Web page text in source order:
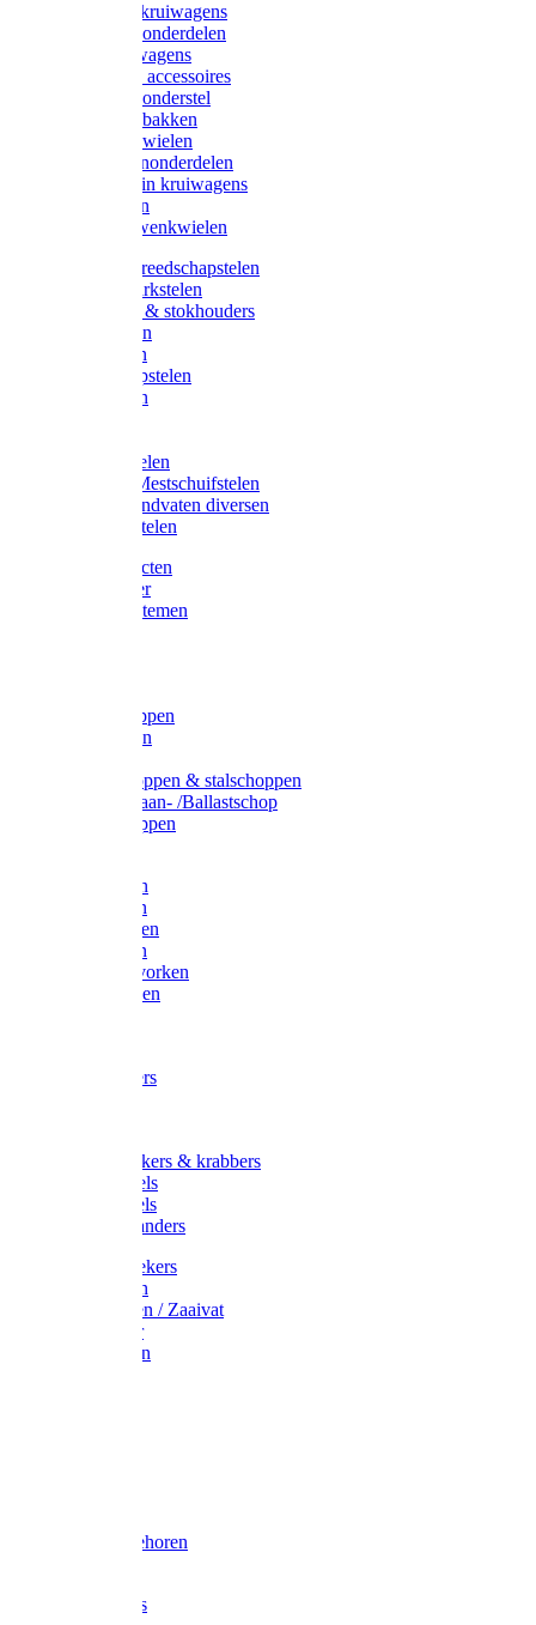
Landbouwkruiwagens
Kruiwagenonderdelen
Bouwkruiwagens
Kruiwagen accessoires
Kruiwagenonderstel
Kruiwagenbakken
Kruiwagenwielen
Steekwagenonderdelen
Huis en Tuin kruiwagens
Steekwagen
Bok- en Zwenkwielen
Overige gereedschapstelen
Bezem-/Harkstelen
Handvaten & stokhouders
Hamerstelen
Spadestelen
Graanschopstelen
Schopstelen
Gardena stelen
Sneeuw- /Mestschuifstelen
Stelen / Handvaten diversen
Telescoopstelen
Tuin producten
Fruitplukker
Ophangsystemen
Betonschoppen
Schepbatsen
Ballastschoppen & stalschoppen
Slijtsrip Graan- /Ballastschop
Graanschoppen
Hooivorken
Mestvorken
Bietenvorken
Maisvorken
Aardappelvorken
Vijgenvorken
Tuinkrabbers
Onkruidstekers & krabbers
Hartschoffels
Ruitschoffels
Onkruidbranders
Graskantstekers
Verticuteren
Strooiwagen / Zaaivat
Grasmaaier
Grasscharen
Slede toebehoren
Composters